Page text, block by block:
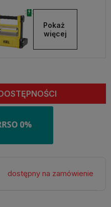
Pokaż
więcej
dostępny na zamówienie